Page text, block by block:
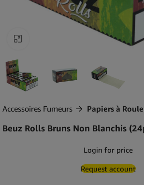
Accessoires Fumeurs Papiers à
Beuz Rolls Bruns Non Blanchis
Login for price
Request account